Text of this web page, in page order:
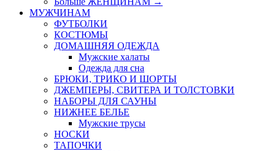
МУЖЧИНАМ
ФУТБОЛКИ
КОСТЮМЫ
ДОМАШНЯЯ ОДЕЖДА
Мужские халаты
Одежда для сна
БРЮКИ, ТРИКО И ШОРТЫ
ДЖЕМПЕРЫ, СВИТЕРА И ТОЛСТОВКИ
НАБОРЫ ДЛЯ САУНЫ
НИЖНЕЕ БЕЛЬЕ
Мужские трусы
НОСКИ
ТАПОЧКИ